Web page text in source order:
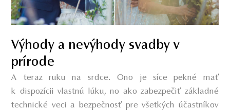
Výhody a nevýhody svadby v
prírode
A teraz ruku na srdce. Ono je síce pekné mať
k dispozícii vlastnú lúku, no ako zabezpečiť základné
technické veci a bezpečnosť pre všetkých účastníkov